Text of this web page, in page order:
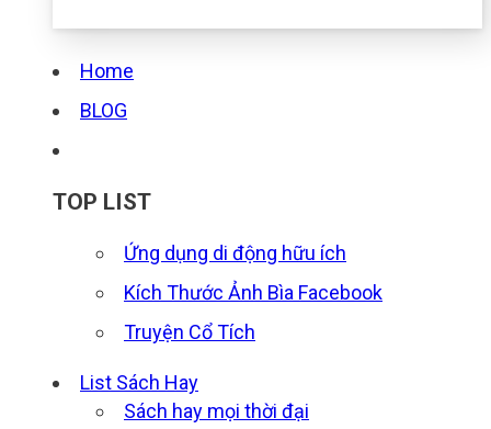
Home
BLOG
TOP LIST
Ứng dụng di động hữu ích
Kích Thước Ảnh Bìa Facebook
Truyện Cổ Tích
List Sách Hay
Sách hay mọi thời đại